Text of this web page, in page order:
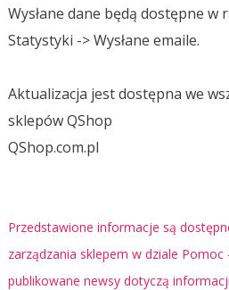
Wysłane dane będą dostępne w
Statystyki -> Wysłane emaile.
Aktualizacja jest dostępna we
sklepów QShop
QShop.com.pl
Przedstawione informacje są
zarządzania sklepem w dziale Pomoc
publikowane newsy dotyczą